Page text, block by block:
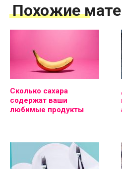
Похожие
Сколько сахара
содержат ваши
любимые продукты